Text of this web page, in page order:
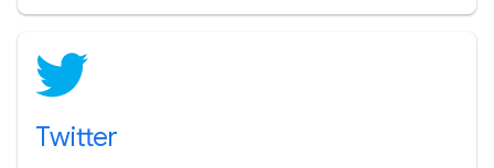
Twitter